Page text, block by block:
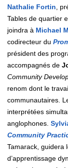
Nathalie Fortin ,
Tables de quartier
joindra à Michael
codirecteur du
président des
accompagnés de
Community
renom dont le
communautaires.
interprétées
anglophones.
Community
Tamarack, guidera
d’apprentissage